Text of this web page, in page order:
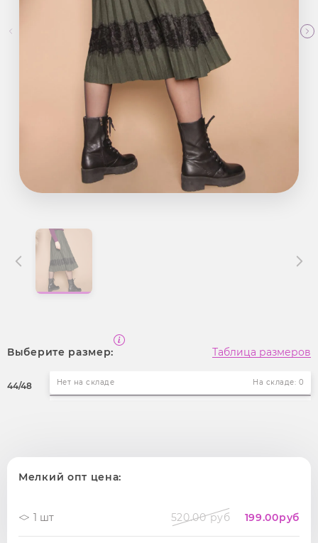
Выберите размер: Таблица размеров
44/48 Нет на складе На складе: 0
Мелкий опт цена:
1 шт 520.00 руб 199.00руб